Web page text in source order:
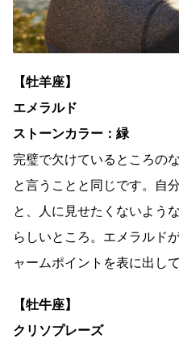
【牡羊座】
エメラルド
ストーンカラー：緑
完璧で欠けているところの
と言うことと同じです。自
と、人に見せたくないよう
らしいところ。エメラルド
ャームポイントを表に出し
【牡牛座】
クリソプレーズ